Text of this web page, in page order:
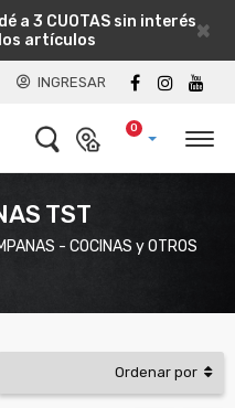
×
a 3 CUOTAS sin interés
artículos
INGRESAR
0
TST
- COCINAS y OTROS
Ordenar por